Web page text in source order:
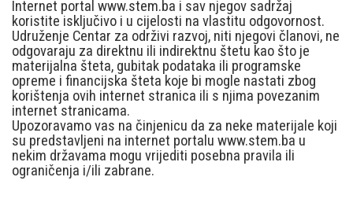
Internet portal www.stem.ba i sav njegov sadržaj
koristite isključivo i u cijelosti na vlastitu odgovornost.
Udruženje Centar za održivi razvoj, niti njegovi članovi, ne
odgovaraju za direktnu ili indirektnu štetu kao što je
materijalna šteta, gubitak podataka ili programske
opreme i financijska šteta koje bi mogle nastati zbog
korištenja ovih internet stranica ili s njima povezanim
internet stranicama.
Upozoravamo vas na činjenicu da za neke materijale koji
su predstavljeni na internet portalu www.stem.ba u
nekim državama mogu vrijediti posebna pravila ili
ograničenja i/ili zabrane.